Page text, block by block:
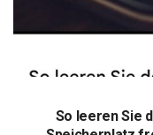
So leeren Sie